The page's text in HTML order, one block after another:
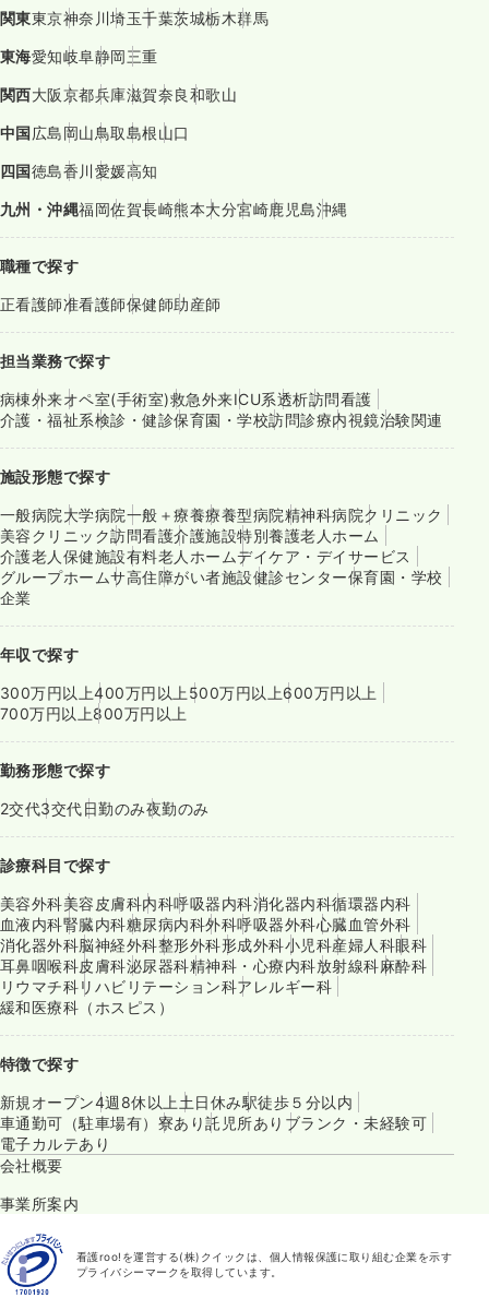
関東東京神奈川埼玉千葉茨城栃木群馬
東海愛知岐阜静岡三重
関西大阪京都兵庫滋賀奈良和歌山
中国広島岡山鳥取島根山口
四国徳島香川愛媛高知
九州・沖縄福岡佐賀長崎熊本大分宮崎鹿児島沖縄
職種で探す
正看護師准看護師保健師助産師
担当業務で探す
病棟外来オペ室(手術室)救急外来ICU系透析訪問看護
介護・福祉系検診・健診保育園・学校訪問診療内視鏡治験関連
施設形態で探す
一般病院大学病院一般＋療養療養型病院精神科病院クリニック
美容クリニック訪問看護介護施設特別養護老人ホーム
介護老人保健施設有料老人ホームデイケア・デイサービス
グループホームサ高住障がい者施設健診センター保育園・学校
企業
年収で探す
300万円以上400万円以上 500万円以上600万円以上
700万円以上800万円以上
勤務形態で探す
2交代3交代日勤のみ夜勤のみ
診療科目で探す
美容外科美容皮膚科内科呼吸器内科消化器内科循環器内科
血液内科腎臓内科糖尿病内科外科呼吸器外科心臓血管外科
消化器外科脳神経外科整形外科形成外科小児科産婦人科眼科
耳鼻咽喉科皮膚科泌尿器科精神科・心療内科放射線科麻酔科
リウマチ科リハビリテーション科アレルギー科
緩和医療科（ホスピス）
特徴で探す
新規オープン4週8休以上 土日休み駅徒歩５分以内
車通勤可（駐車場有） 寮あり託児所あり ブランク・未経験可
電子カルテあり
会社概要
事業所案内
看護roo!を運営する(株)クイックは、個人情報保護に取り組む企業を示す
プライバシーマークを取得しています。